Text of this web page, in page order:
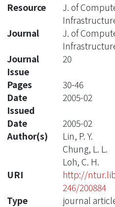
Resource
J. of
Journal
J. of
Journal
Issue
20
Pages
30-46
Date
Issued
2005-02
Date
2005-02
Author(s)
Lin, P. Y.
Chung, L. L.
Loh, C. H.
URI
http://
246/200884
Type
journal